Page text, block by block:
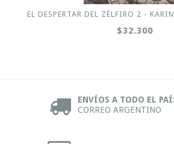
EL DESPERTAR DEL ZÉLFIRO 2 -
$32.300
ENVÍOS A TODO EL
CORREO ARGENTINO